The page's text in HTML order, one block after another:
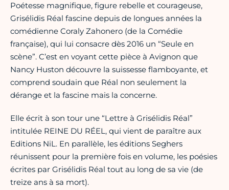
Poétesse magnifique, figure rebelle et courageuse,
Grisélidis Réal fascine depuis de longues années la
comédienne Coraly Zahonero (de la Comédie
française), qui lui consacre dès 2016 un “Seule en
scène”. C’est en voyant cette pièce à Avignon que
Nancy Huston découvre la suissesse flamboyante, et
comprend soudain que Réal non seulement la
dérange et la fascine mais la concerne.
Elle écrit à son tour une “Lettre à Grisélidis Réal”
intitulée REINE DU RÉEL, qui vient de paraître aux
Editions NiL. En parallèle, les éditions Seghers
réunissent pour la première fois en volume, les poésies
écrites par Grisélidis Réal tout au long de sa vie (de
treize ans à sa mort).